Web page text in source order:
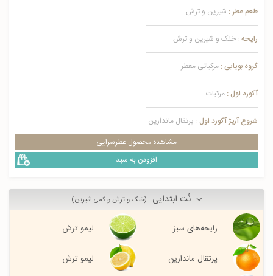
طعم عطر : شیرین و ترش
رایحه : خنک و شیرین و ترش
گروه بویایی : مرکباتی معطر
آکورد اول : مرکبات
شروع آرپژ آکورد اول : پرتقال ماندارین
مشاهده محصول عطرسرایی
افزودن به سبد
نُت ابتدایی (خنک و ترش و کمی شیرین)
رایحه‌های سبز لیمو ترش
پرتقال ماندارین لیمو ترش